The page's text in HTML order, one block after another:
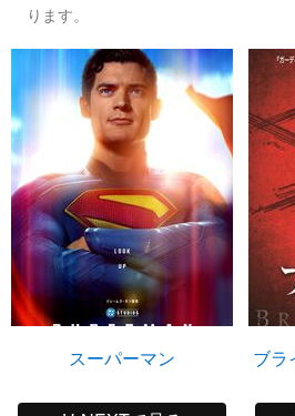
ります。
スーパーマン
ブラ